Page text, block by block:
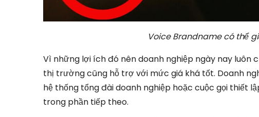
Voice Brandname có thể
Vì những lợi ích đó nên doanh nghiệp ngày nay luôn
thị trường cũng hỗ trợ với mức giá khá tốt. Doanh
hệ thống tổng đài doanh nghiệp hoặc cuộc gọi thiết
trong phần tiếp theo.